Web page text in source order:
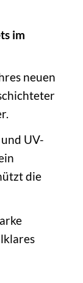
im
neuen
UV-
die